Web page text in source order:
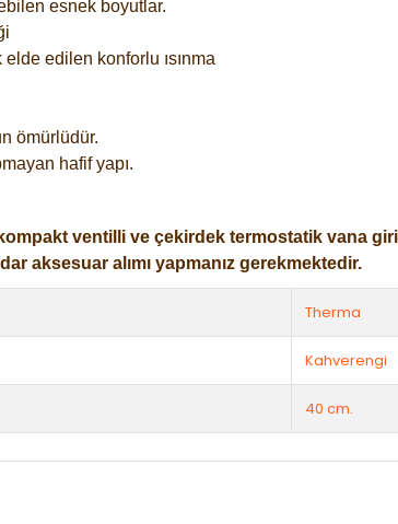
esnek boyutlar.
elde edilen konforlu ısınma
ömürlüdür.
hafif yapı.
ventilli ve çekirdek termostatik vana
aksesuar alımı yapmanız gerekmektedir.
Therma
Kahverengi
40 cm.